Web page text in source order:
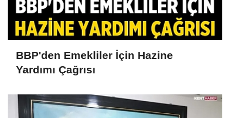
BBP'den Emekliler İçin Hazine
Yardımı Çağrısı